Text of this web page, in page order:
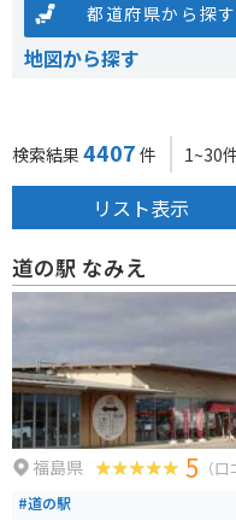
都道府県から探す
地図から探す
検索結果 4407 件 1~30
リスト表示
道の駅 なみえ
福島県 5 （
#道の駅